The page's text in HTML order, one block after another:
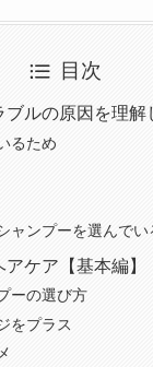
目次
ルの原因を理解
るため
ャンプーを選んでい
ケア【基本編】
ーの選び方
をプラス